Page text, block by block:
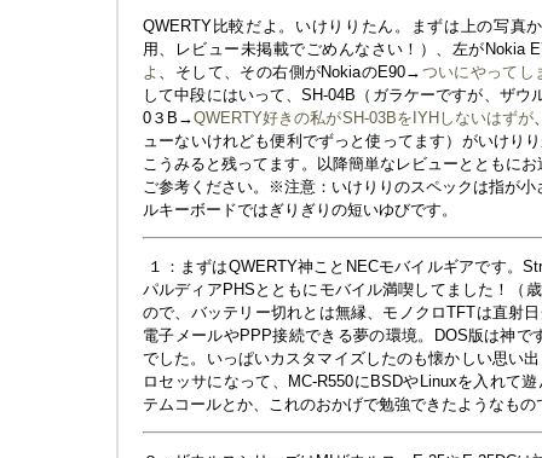
QWERTY比較だよ。いけりりたん。まずは上の写真
用、レビュー未掲載でごめんなさい！）、左がNokia
よ 、そして、その右側がNokiaのE90→ ついにやってし
して中段にはいって、SH-04B（ガラケーですが、ザウ
0３B→QWERTY好きの私がSH-03BをIYHしないはずが
ューないけれども便利でずっと使ってます）がいけり
こうみると残ってます。以降簡単なレビューとともに
ご参考ください。※注意：いけりりのスペックは指が
ルキーボードではぎりぎりの短いゆびです。
１：まずはQWERTY神ことNECモバイルギアです。
パルディアPHSとともにモバイル満喫してました！（
ので、バッテリー切れとは無縁、モノクロTFTは直射
電子メールやPPP接続できる夢の環境。DOS版は神で
でした。いっぱいカスタマイズしたのも懐かしい思い
ロセッサになって、MC-R550にBSDやLinuxを入れて
テムコールとか、これのおかげで勉強できたようなもの